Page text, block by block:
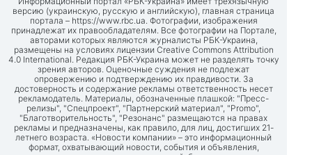
версию (украинскую, русскую и английскую), главная страница
портала – https://www.rbc.ua. Фотографии, изображения
принадлежат их правообладателям. Все фотографии на Портале,
авторами которых являются журналисты РБК-Украина,
размещены на условиях лицензии Creative Commons Attribution
4.0 International. Редакция РБК-Украина может не разделять точку
зрения авторов. Оценочные суждения не подлежат
опровержению и подтверждению их правдивости. За
достоверность и содержание рекламы ответственность несет
рекламодатель. Материалы, обозначенные плашкой: "Пресс-
релизы", "Спецпроект", "Партнерский материал", "Promo",
"Благотворительность", "Резонанс" размещаются на правах
рекламы и предназначены, как правило, для лиц, достигших 21-
летнего возраста. «Новости компании» – это информационный
формат, охватывающий новости, события и объявления,